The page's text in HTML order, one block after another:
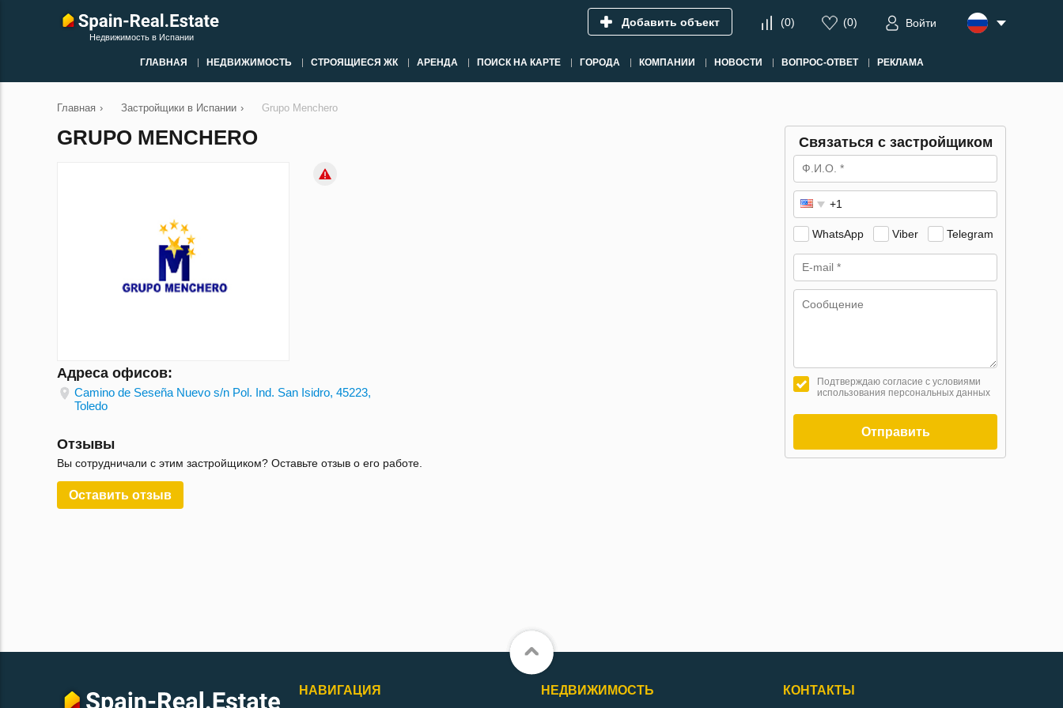
Недвижимость в Испании
Добавить объект (0) (0) Войти
ГЛАВНАЯ НЕДВИЖИМОСТЬ СТРОЯЩИЕСЯ ЖК АРЕНДА ПОИСК НА КАРТЕ ГОРОДА КОМПАНИИ НОВОСТИ ВОПРОС-ОТВЕТ РЕКЛАМА
Главная › Застройщики в Испании › Grupo Menchero
GRUPO MENCHERO
Адреса офисов:
Camino de Seseña Nuevo s/n Pol. Ind. San Isidro, 45223,
Toledo
Отзывы
Вы сотрудничали с этим застройщиком? Оставьте отзыв о его работе.
Оставить отзыв
Связаться с застройщиком
WhatsApp Viber Telegram
Подтверждаю согласие с условиями
использования персональных данных
Отправить
НАВИГАЦИЯ НЕДВИЖИМОСТЬ КОНТАКТЫ